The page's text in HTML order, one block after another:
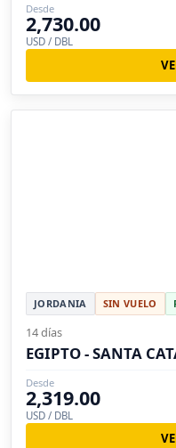
Desde
2,730.00
USD / DBL
JORDANIA SIN VUELO
14 días
EGIPTO - SANTA
Desde
2,319.00
USD / DBL